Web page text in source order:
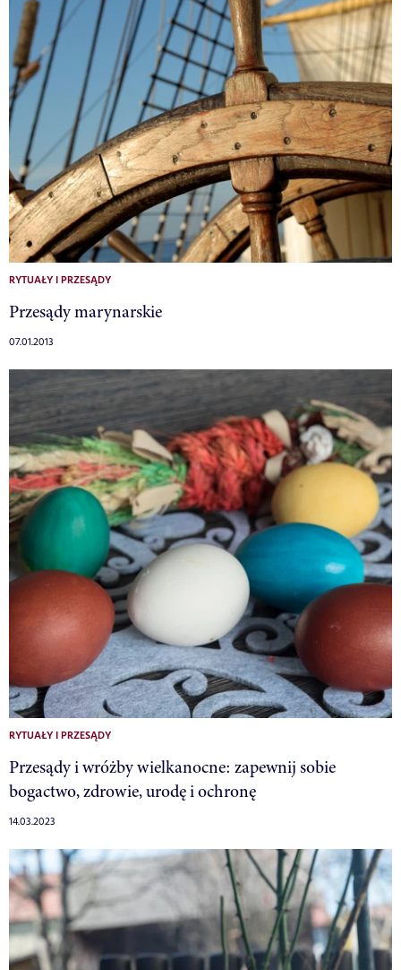
RYTUAŁY I PRZESĄDY
Przesądy marynarskie
07.01.2013
RYTUAŁY I PRZESĄDY
Przesądy i wróżby wielkanocne: zapewnij sobie
bogactwo, zdrowie, urodę i ochronę
14.03.2023